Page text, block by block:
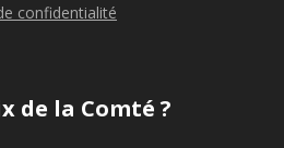
confidentialité
de la Comté ?